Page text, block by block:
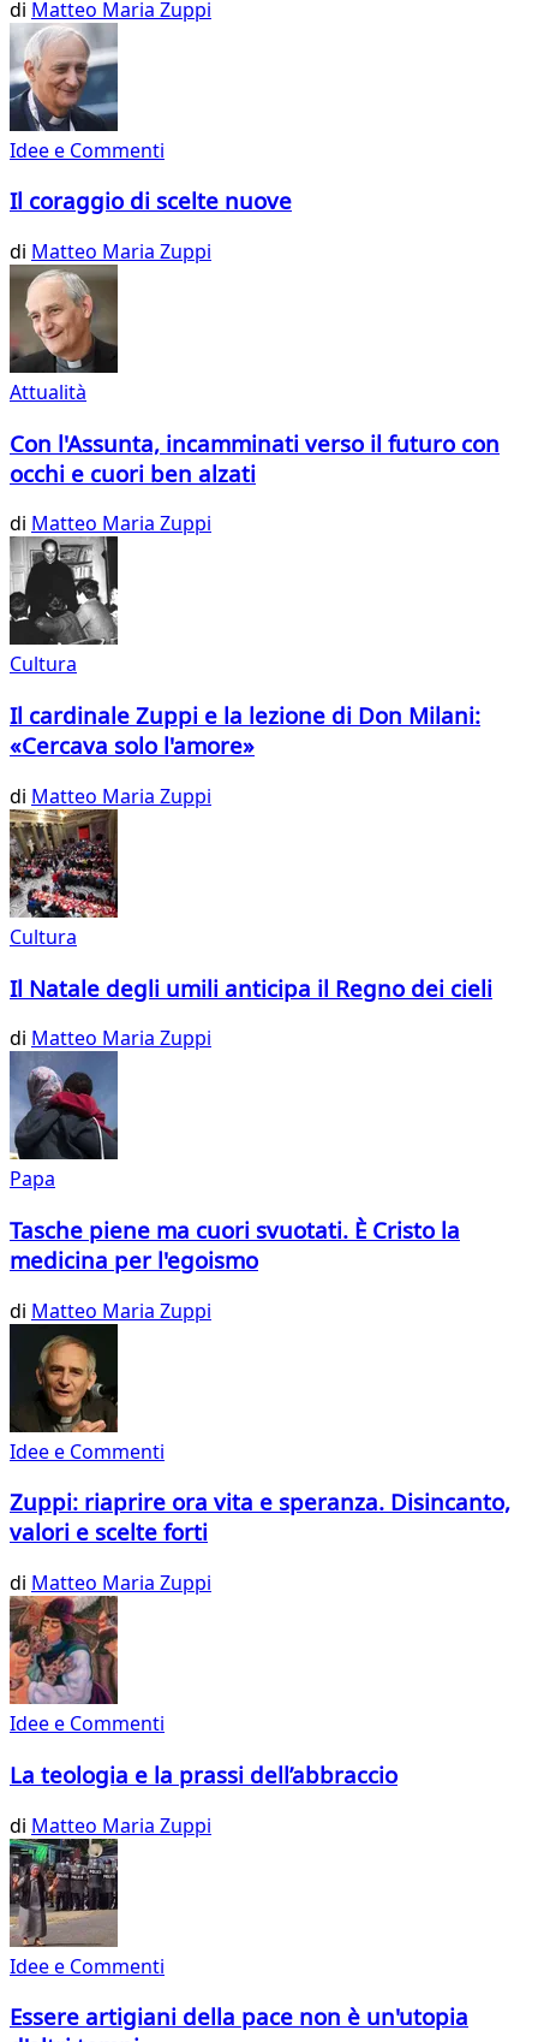
di Matteo Maria Zuppi
Idee e Commenti
Il coraggio di scelte nuove
di Matteo Maria Zuppi
Attualità
Con l'Assunta, incamminati verso il futuro con
occhi e cuori ben alzati
di Matteo Maria Zuppi
Cultura
Il cardinale Zuppi e la lezione di Don Milani:
«Cercava solo l'amore»
di Matteo Maria Zuppi
Cultura
Il Natale degli umili anticipa il Regno dei cieli
di Matteo Maria Zuppi
Papa
Tasche piene ma cuori svuotati. È Cristo la
medicina per l'egoismo
di Matteo Maria Zuppi
Idee e Commenti
Zuppi: riaprire ora vita e speranza. Disincanto,
valori e scelte forti
di Matteo Maria Zuppi
Idee e Commenti
La teologia e la prassi dell’abbraccio
di Matteo Maria Zuppi
Idee e Commenti
Essere artigiani della pace non è un'utopia